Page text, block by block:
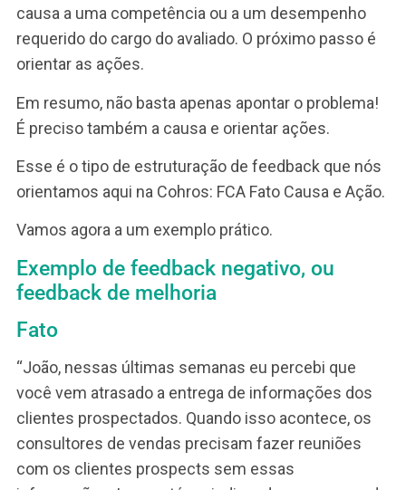
Explicação de um procedimento de trabalho,
Uma orientação comportamental, etc.
Há casos, no entanto, em que uma orientação
simples como essas não sejam suficientes.
pode ser que seja necessária uma ação mais
robusta como um treinamento ou um conjunto
ações de desenvolvimento, compondo um PDI
Conexão do feedback com os
Aqui tem outro ponto importante: sempre que
possível, conectar o feedback com o
desenvolvida. Seja uma soft skill ou uma hard
Quando há conexão do feedback com um
desempenho ou uma competência a ser
desenvolvida, tudo fica mais tangível, mais fácil